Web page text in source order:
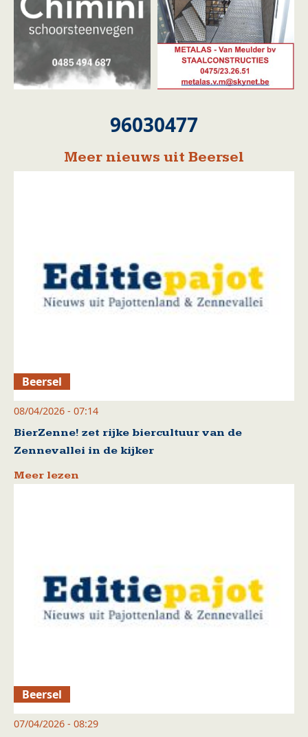
96030477
Meer nieuws uit Beersel
Beersel
08/04/2026 - 07:14
BierZenne! zet rijke biercultuur van de
Zennevallei in de kijker
Meer lezen
Beersel
07/04/2026 - 08:29